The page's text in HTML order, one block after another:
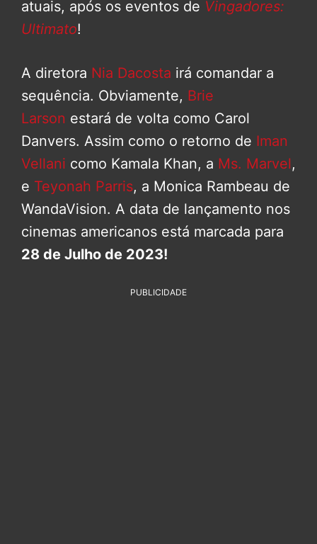
atuais, após os eventos de Vingadores:
Ultimato!
A diretora Nia Dacosta irá comandar a
sequência. Obviamente, Brie
Larson estará de volta como Carol
Danvers. Assim como o retorno de Iman
Vellani como Kamala Khan, a Ms. Marvel,
e Teyonah Parris, a Monica Rambeau de
WandaVision. A data de lançamento nos
cinemas americanos está marcada para
28 de Julho de 2023!
PUBLICIDADE